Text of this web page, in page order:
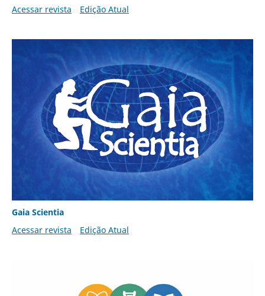
Acessar revista
Edição Atual
Gaia Scientia
Acessar revista
Edição Atual